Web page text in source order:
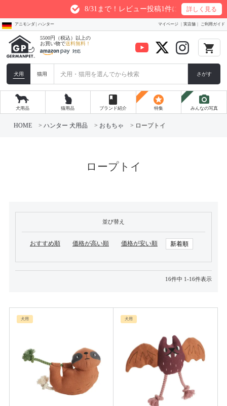
8/31まで！レビュー投稿1件につき最大200ptプレ
詳しく見る
アニモンダ | ハンター マイページ 実店舗 ご利用ガイド
5500円（税込）以上の
お買い物で送料無料！ local_grocery_store
犬用 猫用 さがす
犬用品 猫用品
book
ブランド紹介
stars
特集
photo_camera
みんなの写真
HOME ハンター 犬用品 おもちゃ ロープトイ
ロープトイ
並び替え
おすすめ順 価格が高い順 価格が安い順 新着順
16件中 1-16件表示
犬用 犬用